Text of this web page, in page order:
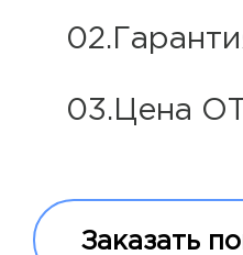
03.Цена
Заказать